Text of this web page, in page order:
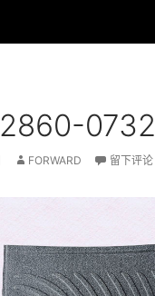
0732
FORWARD 留下评论